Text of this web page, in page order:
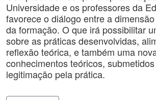
Universidade e os professores da
favorece o diálogo entre a
da formação. O que irá possibilitar
sobre as práticas desenvolvidas,
reflexão teórica, e também uma
conhecimentos teóricos,
legitimação pela prática.